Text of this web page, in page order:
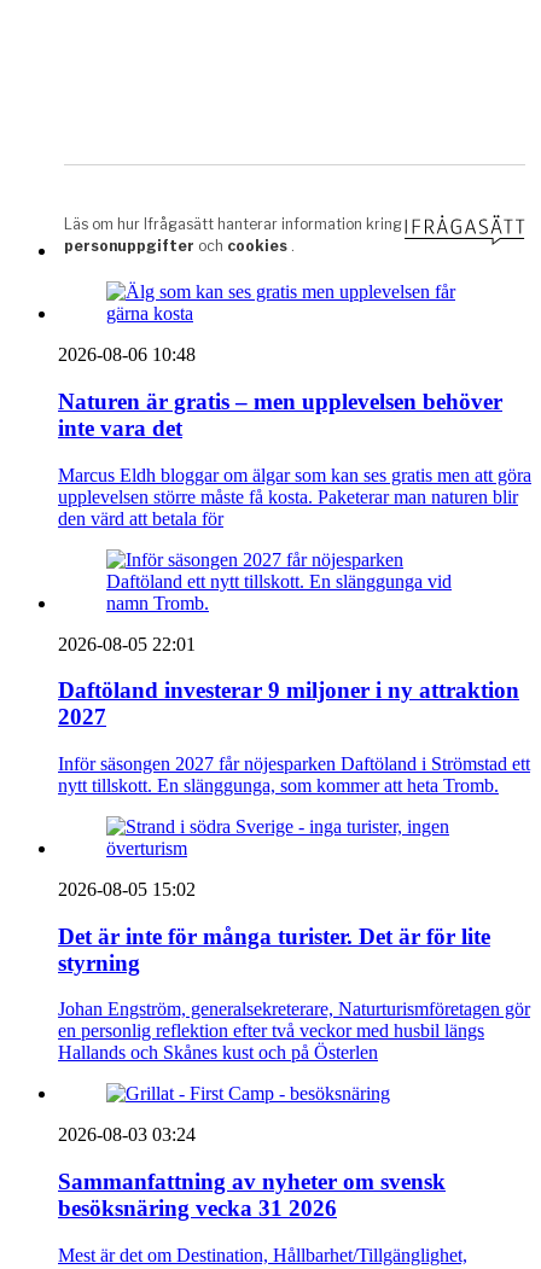
2026-08-06 10:48
Naturen är gratis – men upplevelsen behöver
inte vara det
Marcus Eldh bloggar om älgar som kan ses gratis men att göra
upplevelsen större måste få kosta. Paketerar man naturen blir
den värd att betala för
2026-08-05 22:01
Daftöland investerar 9 miljoner i ny attraktion
2027
Inför säsongen 2027 får nöjesparken Daftöland i Strömstad ett
nytt tillskott. En slänggunga, som kommer att heta Tromb.
2026-08-05 15:02
Det är inte för många turister. Det är för lite
styrning
Johan Engström, generalsekreterare, Naturturismföretagen gör
en personlig reflektion efter två veckor med husbil längs
Hallands och Skånes kust och på Österlen
2026-08-03 03:24
Sammanfattning av nyheter om svensk
besöksnäring vecka 31 2026
Mest är det om Destination, Hållbarhet/Tillgänglighet,